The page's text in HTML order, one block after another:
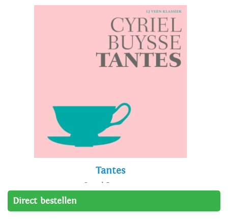
Direct bestellen
Tantes
Cyriel Buysse